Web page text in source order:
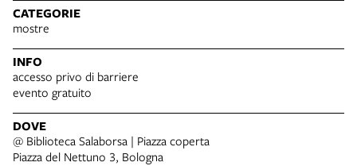
CATEGORIE
mostre
INFO
accesso privo di barriere
evento gratuito
DOVE
@ Biblioteca Salaborsa | Piazza coperta
Piazza del Nettuno 3, Bologna